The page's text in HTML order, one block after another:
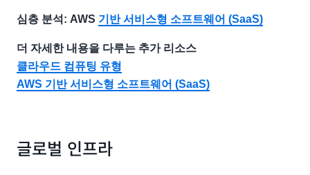
심층 분석: AWS 기반 서비스형 소프트웨어 (SaaS)
더 자세한 내용을 다루는 추가 리소스
클라우드 컴퓨팅 유형
AWS 기반 서비스형 소프트웨어 (SaaS)
글로벌 인프라